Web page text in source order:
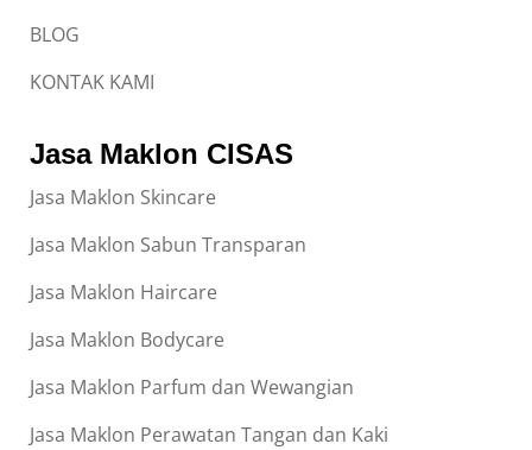
BLOG
KONTAK KAMI
Jasa Maklon CISAS
Jasa Maklon Skincare
Jasa Maklon Sabun Transparan
Jasa Maklon Haircare
Jasa Maklon Bodycare
Jasa Maklon Parfum dan Wewangian
Jasa Maklon Perawatan Tangan dan Kaki